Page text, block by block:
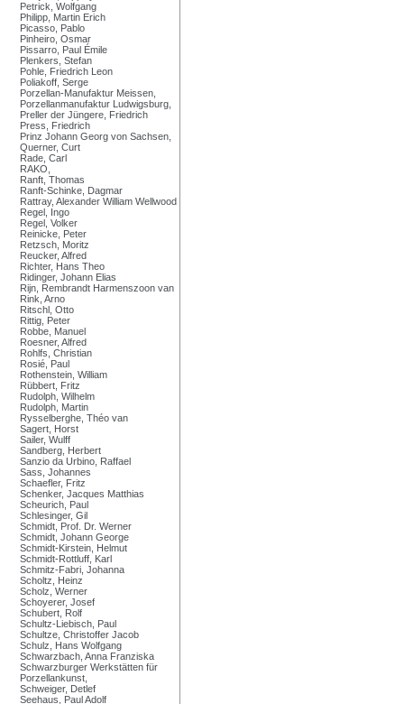
Petrick, Wolfgang
Philipp, Martin Erich
Picasso, Pablo
Pinheiro, Osmar
Pissarro, Paul Émile
Plenkers, Stefan
Pohle, Friedrich Leon
Poliakoff, Serge
Porzellan-Manufaktur Meissen,
Porzellanmanufaktur Ludwigsburg,
Preller der Jüngere, Friedrich
Press, Friedrich
Prinz Johann Georg von Sachsen,
Querner, Curt
Rade, Carl
RAKO,
Ranft, Thomas
Ranft-Schinke, Dagmar
Rattray, Alexander William Wellwood
Regel, Ingo
Regel, Volker
Reinicke, Peter
Retzsch, Moritz
Reucker, Alfred
Richter, Hans Theo
Ridinger, Johann Elias
Rijn, Rembrandt Harmenszoon van
Rink, Arno
Ritschl, Otto
Rittig, Peter
Robbe, Manuel
Roesner, Alfred
Rohlfs, Christian
Rosié, Paul
Rothenstein, William
Rübbert, Fritz
Rudolph, Wilhelm
Rudolph, Martin
Rysselberghe, Théo van
Sagert, Horst
Sailer, Wulff
Sandberg, Herbert
Sanzio da Urbino, Raffael
Sass, Johannes
Schaefler, Fritz
Schenker, Jacques Matthias
Scheurich, Paul
Schlesinger, Gil
Schmidt, Prof. Dr. Werner
Schmidt, Johann George
Schmidt-Kirstein, Helmut
Schmidt-Rottluff, Karl
Schmitz-Fabri, Johanna
Scholtz, Heinz
Scholz, Werner
Schoyerer, Josef
Schubert, Rolf
Schultz-Liebisch, Paul
Schultze, Christoffer Jacob
Schulz, Hans Wolfgang
Schwarzbach, Anna Franziska
Schwarzburger Werkstätten für
Porzellankunst,
Schweiger, Detlef
Seehaus, Paul Adolf